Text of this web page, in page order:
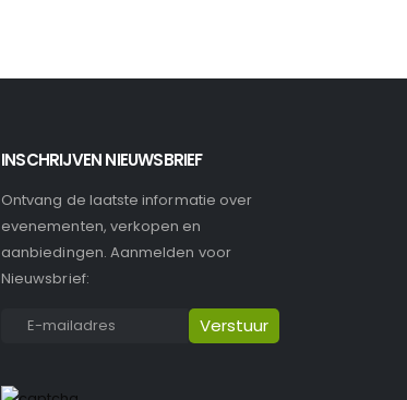
INSCHRIJVEN NIEUWSBRIEF
Ontvang de laatste informatie over
evenementen, verkopen en
aanbiedingen. Aanmelden voor
Nieuwsbrief: